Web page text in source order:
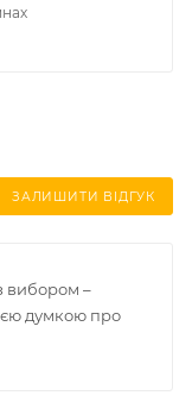
ЗАЛИШИТИ ВІДГУК
вибором –
думкою про